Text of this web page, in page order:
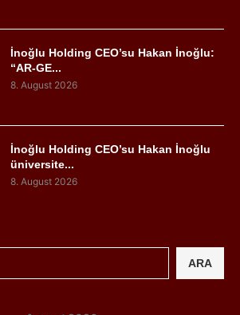
İnoğlu Holding CEO’su Hakan İnoğlu:
“AR-GE...
8. August 2026
İnoğlu Holding CEO’su Hakan İnoğlu
üniversite...
8. August 2026
ARA